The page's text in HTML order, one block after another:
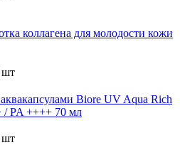
коллагена для молодости кожи
шт
Biore UV Aqua Rich
/ PA ++++ 70 мл
шт